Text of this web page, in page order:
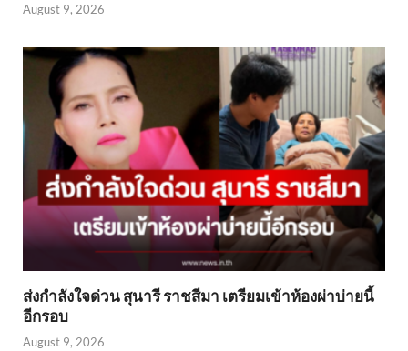
August 9, 2026
ส่งกำลังใจด่วน สุนารี ราชสีมา เตรียมเข้าห้องผ่าบ่ายนี้
อีกรอบ
August 9, 2026